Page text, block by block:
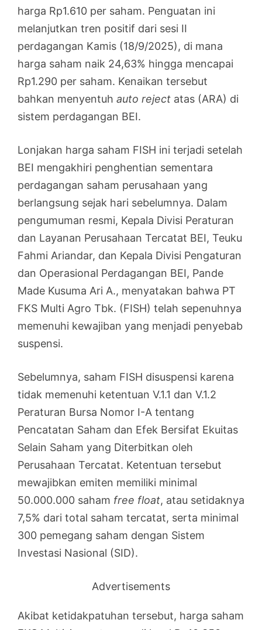
harga Rp1.610 per saham. Penguatan ini
melanjutkan tren positif dari sesi II
perdagangan Kamis (18/9/2025), di mana
harga saham naik 24,63% hingga mencapai
Rp1.290 per saham. Kenaikan tersebut
bahkan menyentuh auto reject atas (ARA) di
sistem perdagangan BEI.
Lonjakan harga saham FISH ini terjadi setelah
BEI mengakhiri penghentian sementara
perdagangan saham perusahaan yang
berlangsung sejak hari sebelumnya. Dalam
pengumuman resmi, Kepala Divisi Peraturan
dan Layanan Perusahaan Tercatat BEI, Teuku
Fahmi Ariandar, dan Kepala Divisi Pengaturan
dan Operasional Perdagangan BEI, Pande
Made Kusuma Ari A., menyatakan bahwa PT
FKS Multi Agro Tbk. (FISH) telah sepenuhnya
memenuhi kewajiban yang menjadi penyebab
suspensi.
Sebelumnya, saham FISH disuspensi karena
tidak memenuhi ketentuan V.1.1 dan V.1.2
Peraturan Bursa Nomor I-A tentang
Pencatatan Saham dan Efek Bersifat Ekuitas
Selain Saham yang Diterbitkan oleh
Perusahaan Tercatat. Ketentuan tersebut
mewajibkan emiten memiliki minimal
50.000.000 saham free float, atau setidaknya
7,5% dari total saham tercatat, serta minimal
300 pemegang saham dengan Sistem
Investasi Nasional (SID).
Advertisements
Akibat ketidakpatuhan tersebut, harga saham